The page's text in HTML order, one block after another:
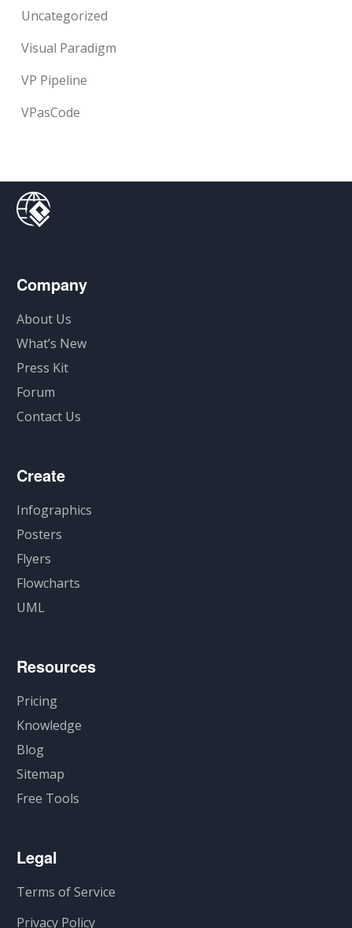
Uncategorized
Visual Paradigm
VP Pipeline
VPasCode
Company
About Us
What’s New
Press Kit
Forum
Contact Us
Create
Infographics
Posters
Flyers
Flowcharts
UML
Resources
Pricing
Knowledge
Blog
Sitemap
Free Tools
Legal
Terms of Service
Privacy Policy